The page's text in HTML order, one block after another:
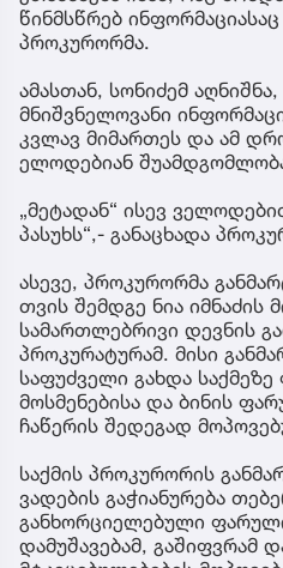
ვალერ იმნაძეს შორის,
წევრებიც იმყოფებიან.
ჩაიდინა დანაშაული
მამა ამბობს, რომ ეს არ
არასწორად მოიქცა. თუმცა
სხვანაირად ვერ
ეპოქაში სხვანაირად
მიღება და ის არის ძველი
წარმომადგენელი.
კამათი მიმდინარეობს.
მიერ თავისი აზრის
დემონსტრირებას
ეთანხმება იმას, რაც
წინმსწრებ
პროკურორმა.
ამასთან, სონიძემ
მნიშვნელოვანი
კვლავ მიმართეს და ამ
ელოდებიან
„მეტადან“ ისევ
პასუხს“,- განაცხადა